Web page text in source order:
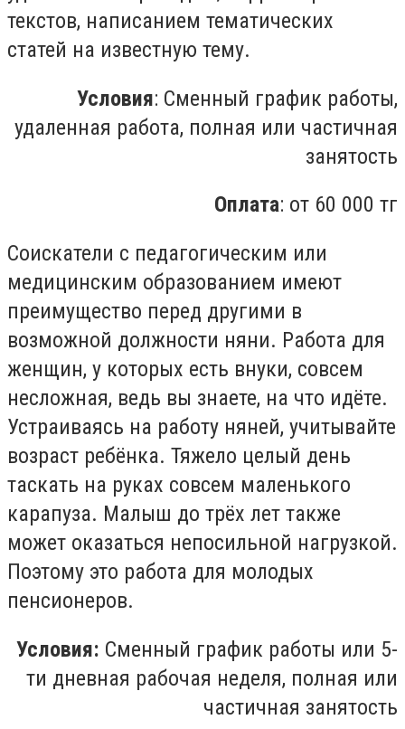
текстов, написанием тематических
статей на известную тему.
Условия: Сменный график работы,
удаленная работа, полная или частичная
занятость
Оплата: от 60 000 тг
Соискатели с педагогическим или
медицинским образованием имеют
преимущество перед другими в
возможной должности няни. Работа для
женщин, у которых есть внуки, совсем
несложная, ведь вы знаете, на что идёте.
Устраиваясь на работу няней, учитывайте
возраст ребёнка. Тяжело целый день
таскать на руках совсем маленького
карапуза. Малыш до трёх лет также
может оказаться непосильной нагрузкой.
Поэтому это работа для молодых
пенсионеров.
Условия: Сменный график работы или 5-
ти дневная рабочая неделя, полная или
частичная занятость